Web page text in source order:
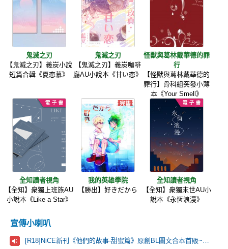
鬼滅之刃
【鬼滅之刃】義炭小說
短篇合輯《夏恋慕》
鬼滅之刃
【鬼滅之刃】義炭咖啡
廳AU小說本《甘い恋》
怪獸與葛林戴華德的罪
行
【怪獸與葛林戴華德的
罪行】骨科組突發小薄
本《Your Smell》
全知讀者視角
【全知】衆獨上班族AU
小說本《Like a Star》
我的英雄學院
【勝出】好きだから
全知讀者視角
【全知】衆獨末世AU小
說本《永恆浪漫》
宣傳小喇叭
[R18]NiCE新刊《他們的故事-甜蜜篇》原創BL圖文合本首販~歡迎來看看！